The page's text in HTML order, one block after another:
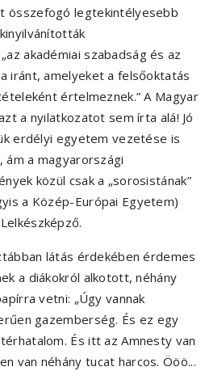
összefogó legtekintélyesebb
akadémiai szabadság és az
iránt, amelyeket a felsőoktatás
értelmeznek.” A Magyar
a nyilatkozatot sem írta alá! Jó
erdélyi egyetem vezetése is
ám a magyarországi
közül csak a „sorosistának”
a Közép-Európai Egyetem)
látás érdekében érdemes
a diákokról alkotott, néhány
vetni: „Úgy vannak
gazemberség. És ez egy
És itt az Amnesty van
van néhány tucat harcos. Ööö...